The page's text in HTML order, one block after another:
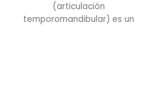
(articulación
temporomandibular) es un